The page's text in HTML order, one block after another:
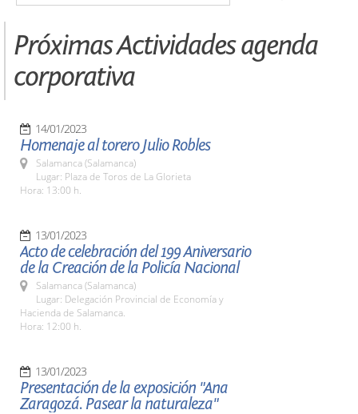
Próximas Actividades agenda
corporativa
14/01/2023
Homenaje al torero Julio Robles
Salamanca (Salamanca)
Lugar: Plaza de Toros de La Glorieta
Hora: 13:00 h.
13/01/2023
Acto de celebración del 199 Aniversario
de la Creación de la Policía Nacional
Salamanca (Salamanca)
Lugar: Delegación Provincial de Economía y
Hacienda de Salamanca.
Hora: 12:00 h.
13/01/2023
Presentación de la exposición "Ana
Zaragozá. Pasear la naturaleza"